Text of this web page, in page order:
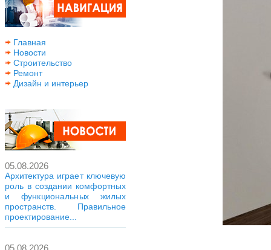
Главная
Новости
Строительство
Ремонт
Дизайн и интерьер
05.08.2026
Архитектура играет ключевую
роль в создании комфортных
и функциональных жилых
пространств. Правильное
проектирование...
05.08.2026